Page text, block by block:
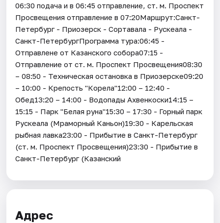
06:30 подача и в 06:45 отправление, ст. м. Проспект
Просвещения отправление в 07:20Маршрут:Санкт-
Петербург - Приозерск - Сортавала - Рускеала -
Санкт-ПетербургПрограмма тура:06:45 -
Отправлене от Казанского собора07:15 -
Отправление от ст. м. Проспект Просвещения08:30
– 08:50 - Техническая остановка в Приозерске09:20
– 10:00 - Крепость "Корела"12:00 – 12:40 -
Обед13:20 – 14:00 - Водопады Ахвенкоски14:15 –
15:15 - Парк "Белая руна"15:30 – 17:30 - Горный парк
Рускеала (Мраморный Каньон)19:30 - Карельская
рыбная лавка23:00 - Прибытие в Санкт-Петербург
(ст. м. Проспект Просвещения)23:30 - Прибытие в
Санкт-Петербург (Казанский
Адрес